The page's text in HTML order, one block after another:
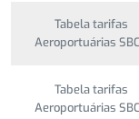
Tabela tarifas
Aeroportuárias
Tabela tarifas
Aeroportuárias